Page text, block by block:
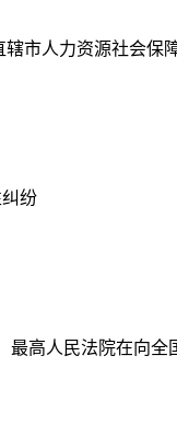
市人力资源社会保
纷
最高人民法院在向全